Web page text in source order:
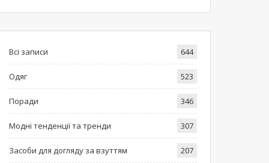
Всі записи 644
Одяг 523
Поради 346
Модні тенденції та тренди 307
Засоби для догляду за взуттям 207